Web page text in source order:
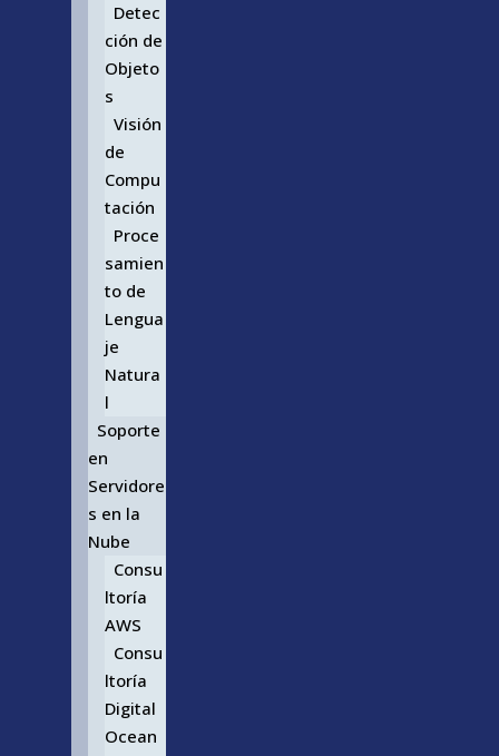
Detec
ción de
Objeto
s
Visión
de
Compu
tación
Proce
samien
to de
Lengua
je
Natura
l
Soporte
en
Servidore
s en la
Nube
Consu
ltoría
AWS
Consu
ltoría
Digital
Ocean